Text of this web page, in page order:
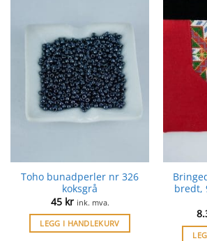
Toho bunadperler nr 326
koksgrå
45 kr ink. mva.
LEGG I HANDLEKURV
bredt,